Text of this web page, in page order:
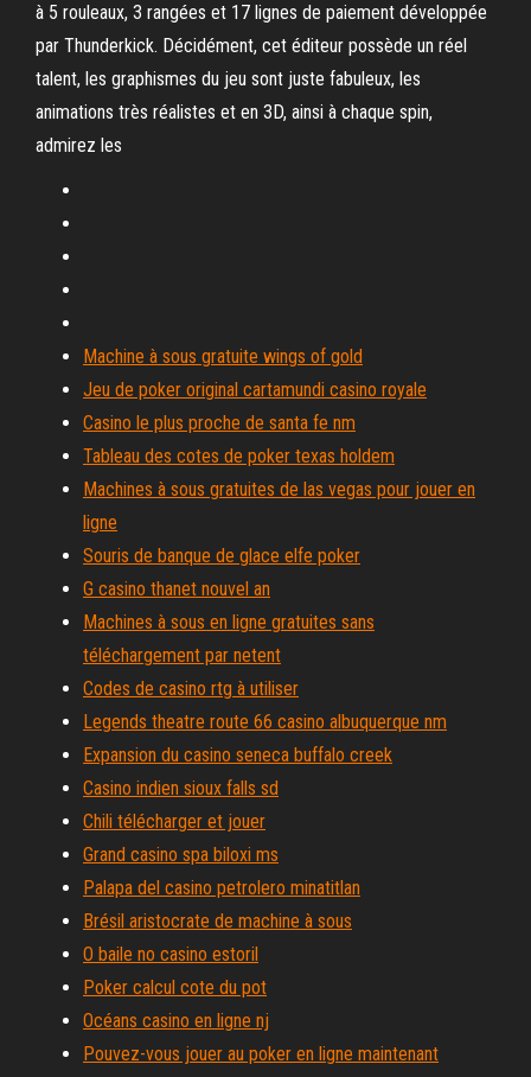
à 5 rouleaux, 3 rangées et 17 lignes de paiement développée
par Thunderkick. Décidément, cet éditeur possède un réel
talent, les graphismes du jeu sont juste fabuleux, les
animations très réalistes et en 3D, ainsi à chaque spin,
admirez les
Machine à sous gratuite wings of gold
Jeu de poker original cartamundi casino royale
Casino le plus proche de santa fe nm
Tableau des cotes de poker texas holdem
Machines à sous gratuites de las vegas pour jouer en
ligne
Souris de banque de glace elfe poker
G casino thanet nouvel an
Machines à sous en ligne gratuites sans
téléchargement par netent
Codes de casino rtg à utiliser
Legends theatre route 66 casino albuquerque nm
Expansion du casino seneca buffalo creek
Casino indien sioux falls sd
Chili télécharger et jouer
Grand casino spa biloxi ms
Palapa del casino petrolero minatitlan
Brésil aristocrate de machine à sous
O baile no casino estoril
Poker calcul cote du pot
Océans casino en ligne nj
Pouvez-vous jouer au poker en ligne maintenant